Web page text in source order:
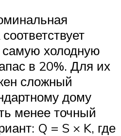
самую холодную
в 20%. Для их
сложный
дому
менее точный
Q = S × K, где